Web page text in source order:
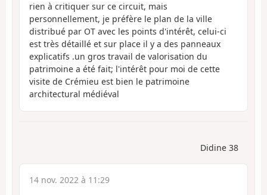
rien à critiquer sur ce circuit, mais
personnellement, je préfère le plan de la ville
distribué par OT avec les points d'intérêt, celui-ci
est très détaillé et sur place il y a des panneaux
explicatifs .un gros travail de valorisation du
patrimoine a été fait; l'intérêt pour moi de cette
visite de Crémieu est bien le patrimoine
architectural médiéval
Didine 38
14 nov. 2022 à 11:29